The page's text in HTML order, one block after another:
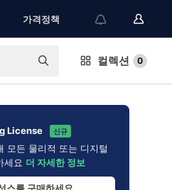
가격정책
컬렉션 0
License 신규
모든 물리적 또는 디지털
세요 더 자세한 정보